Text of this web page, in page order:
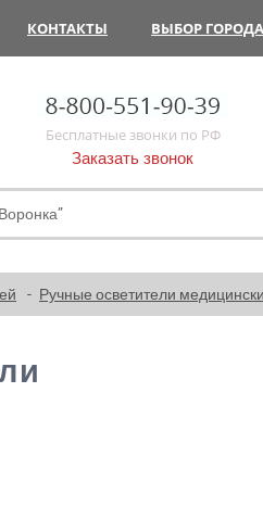
КОНТАКТЫ ВЫБОР ГОРОДА
Бесплатные звонки по РФ
Заказать звонок
Ручные осветители